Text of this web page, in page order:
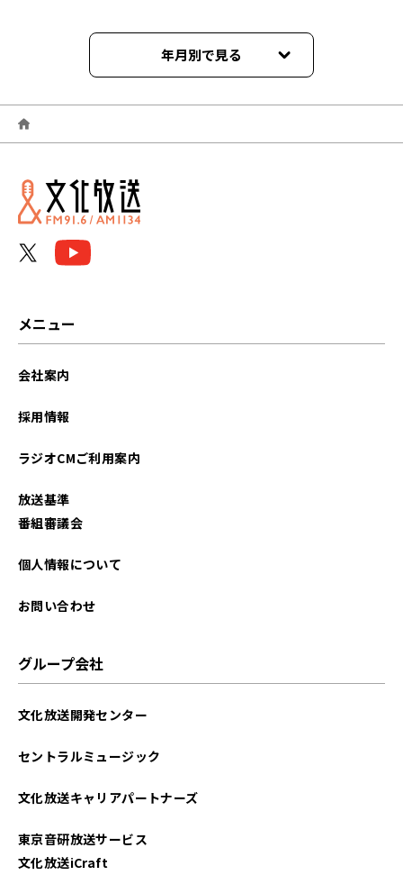
年月別で見る
2026年08月
2026年07月
2026年06月
2025年09月
2025年06月
メニュー
会社案内
採用情報
ラジオCMご利用案内
放送基準
番組審議会
個人情報について
お問い合わせ
グループ会社
文化放送開発センター
セントラルミュージック
文化放送キャリアパートナーズ
東京音研放送サービス
文化放送iCraft